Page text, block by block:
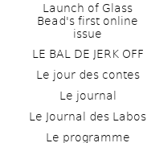
Launch of Glass
Bead's first online
issue
LE BAL DE JERK OFF
Le jour des contes
Le journal
Le Journal des Labos
Le programme